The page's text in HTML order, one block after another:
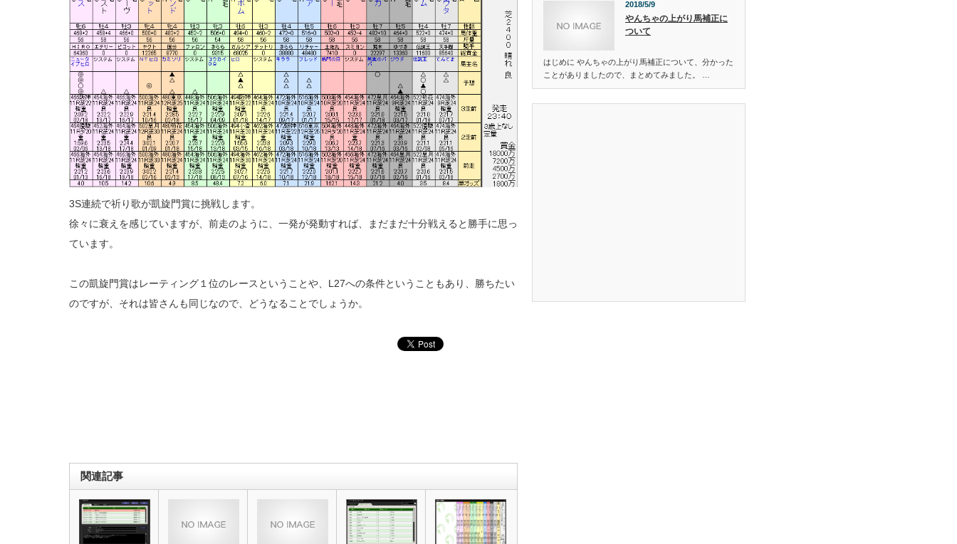
3S連続で祈り歌が凱旋門賞に挑戦します。
徐々に衰えを感じていますが、前走のように、一発が発動すれば、まだまだ十分戦えると勝手に思っ
ています。
この凱旋門賞はレーティング１位のレースということや、L27への条件ということもあり、勝ちたい
のですが、それは皆さんも同じなので、どうなることでしょうか。
関連記事
2018/5/9
やんちゃの上がり馬補正に
ついて
はじめに やんちゃの上がり馬補正について、分かった
ことがありましたので、まとめてみました。 …